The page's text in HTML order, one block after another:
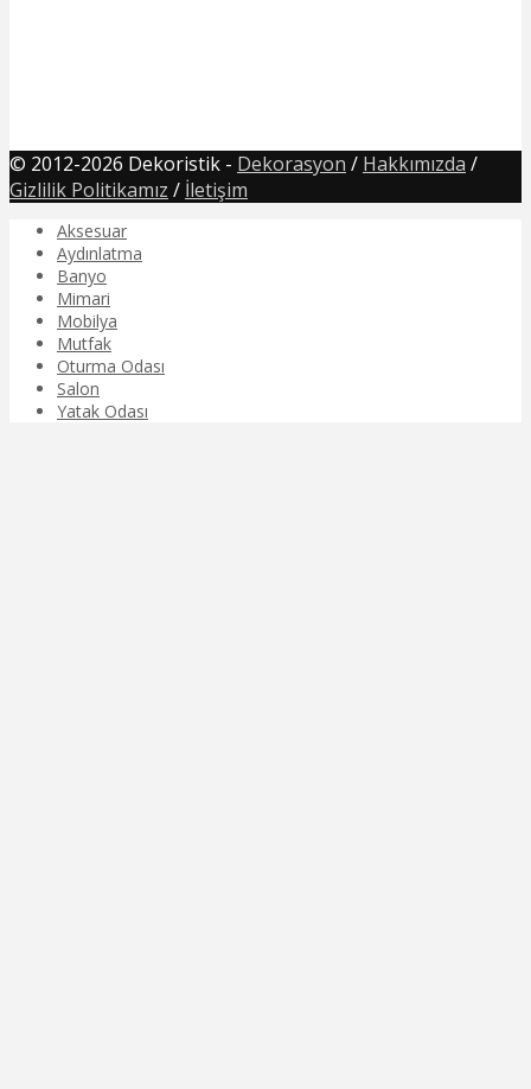
© 2012-2026 Dekoristik - Dekorasyon / Hakkımızda /
Gizlilik Politikamız / İletişim
Aksesuar
Aydınlatma
Banyo
Mimari
Mobilya
Mutfak
Oturma Odası
Salon
Yatak Odası